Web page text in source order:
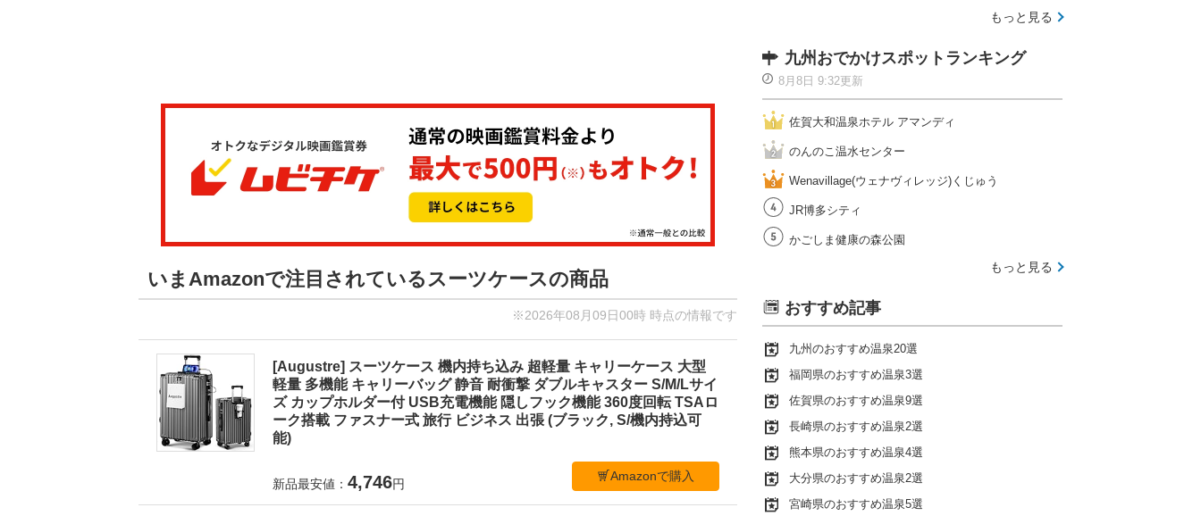
いまAmazonで注目されているスーツケースの商品
※2026年08月09日00時 時点の情報です
[Augustre] スーツケース 機内持ち込み 超軽量 キャリーケース 大型
軽量 多機能 キャリーバッグ 静音 耐衝撃 ダブルキャスター S/M/Lサイ
ズ カップホルダー付 USB充電機能 隠しフック機能 360度回転 TSAロ
ーク搭載 ファスナー式 旅行 ビジネス 出張 (ブラック, S/機内持込可
能)
新品最安値： 4,746円
Amazonで購入
もっと見る
九州おでかけスポットランキング
8月8日 9:32更新
佐賀大和温泉ホテル アマンディ
のんのこ温水センター
Wenavillage(ウェナヴィレッジ)くじゅう
JR博多シティ
かごしま健康の森公園
もっと見る
おすすめ記事
九州のおすすめ温泉20選
福岡県のおすすめ温泉3選
佐賀県のおすすめ温泉9選
長崎県のおすすめ温泉2選
熊本県のおすすめ温泉4選
大分県のおすすめ温泉2選
宮崎県のおすすめ温泉5選